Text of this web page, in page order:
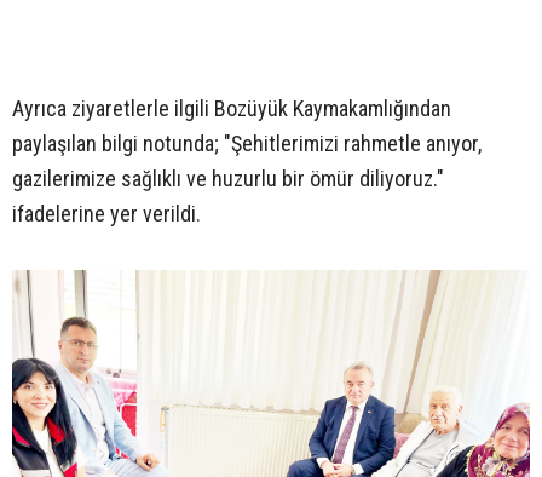
Ayrıca ziyaretlerle ilgili Bozüyük Kaymakamlığından
paylaşılan bilgi notunda; "Şehitlerimizi rahmetle anıyor,
gazilerimize sağlıklı ve huzurlu bir ömür diliyoruz."
ifadelerine yer verildi.